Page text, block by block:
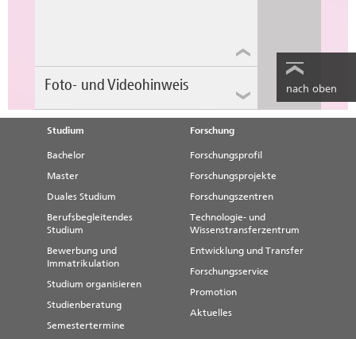
Foto- und Videohinweis
Wir weisen
darauf hin, dass im Rahmen
Videoaufnahmen von autorisierten
Aufnahmen werden zu Informations-
und Werbezwecken im Internet und in
Printmedien sowie zur
Berichterstattung genutzt. Ein
dem Besuch der Veranstaltung erklärst
du dich mit der Verwendung der
Aufnahmen einverstanden, sofern du
nicht ausdrücklich widersprichst.
nach oben
Studium
Bachelor
Master
Duales Studium
Berufsbegleitendes
Studium
Bewerbung und
Immatrikulation
Studium organisieren
Studienberatung
Semestertermine
Forschung
Forschungsprofil
Forschungsprojekte
Forschungszentren
Technologie- und
Wissenstransferzentrum
Entwicklung und Transfer
Forschungsservice
Promotion
Aktuelles